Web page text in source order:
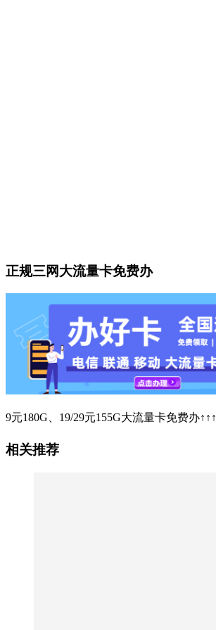
正规三网大流量卡免费办
9元180G、19/29元155G大流量卡免费办↑↑↑
相关推荐